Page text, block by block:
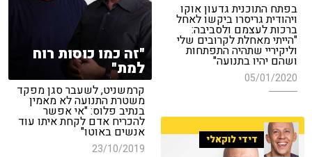
בפתח התוכנית גדעון אוקו
ויהודית גריסרו ביקשו לאחל
ברכות לעצמם ולסביבה:
"הייתי מאחלת לקרובים שלי
וליקיריי שתהיה התפתחות
ושהם יהיו בתנועה"
05/01/2020
"זה כמו כוסות רוח
למת"
קרמשניט, לשעבר סגן מפקד
משטרת התנועה לא מאמין
בנתיב פלוס: "אי אפשר
להכריח אדם לקחת איתו עוד
אנשים באוטו"
23/10/2019
דידי לוקאלי